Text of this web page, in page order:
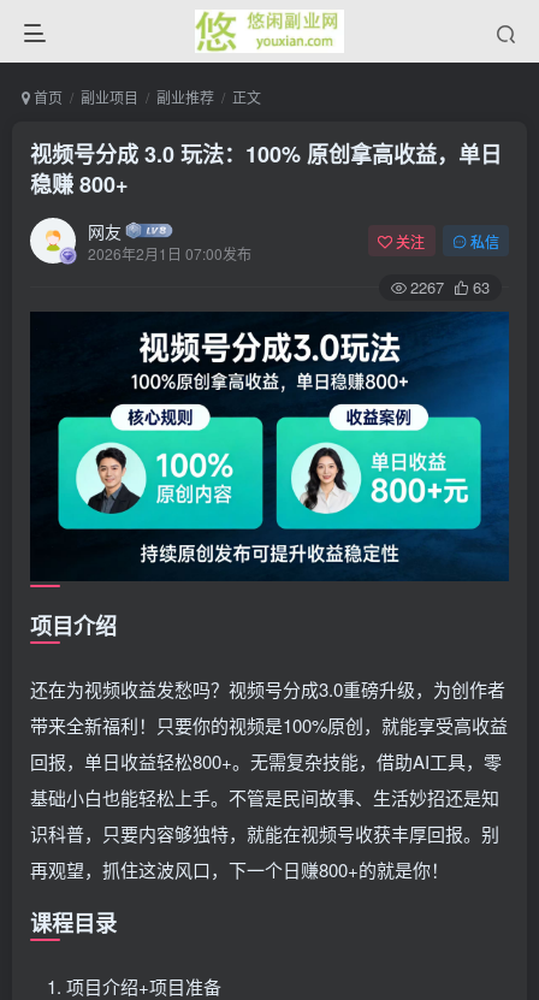
首页 副业项目 副业推荐 正文
视频号分成 3.0 玩法：100% 原创拿高收益，单日
稳赚 800+
网友
2026年2月1日 07:00发布
关注 私信
2267 63
项目介绍
还在为视频收益发愁吗？视频号分成3.0重磅升级，为创作者
带来全新福利！只要你的视频是100%原创，就能享受高收益
回报，单日收益轻松800+。无需复杂技能，借助AI工具，零
基础小白也能轻松上手。不管是民间故事、生活妙招还是知
识科普，只要内容够独特，就能在视频号收获丰厚回报。别
再观望，抓住这波风口，下一个日赚800+的就是你！
课程目录
项目介绍+项目准备